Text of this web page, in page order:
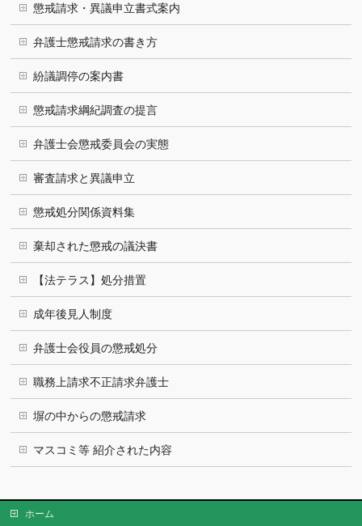
懲戒請求・異議申立書式案内
弁護士懲戒請求の書き方
紛議調停の案内書
懲戒請求綱紀調査の提言
弁護士会懲戒委員会の実態
審査請求と異議申立
懲戒処分関係資料集
棄却された懲戒の議決書
【法テラス】処分措置
成年後見人制度
弁護士会役員の懲戒処分
職務上請求不正請求弁護士
塀の中からの懲戒請求
マスコミ等 紹介された内容
ホーム